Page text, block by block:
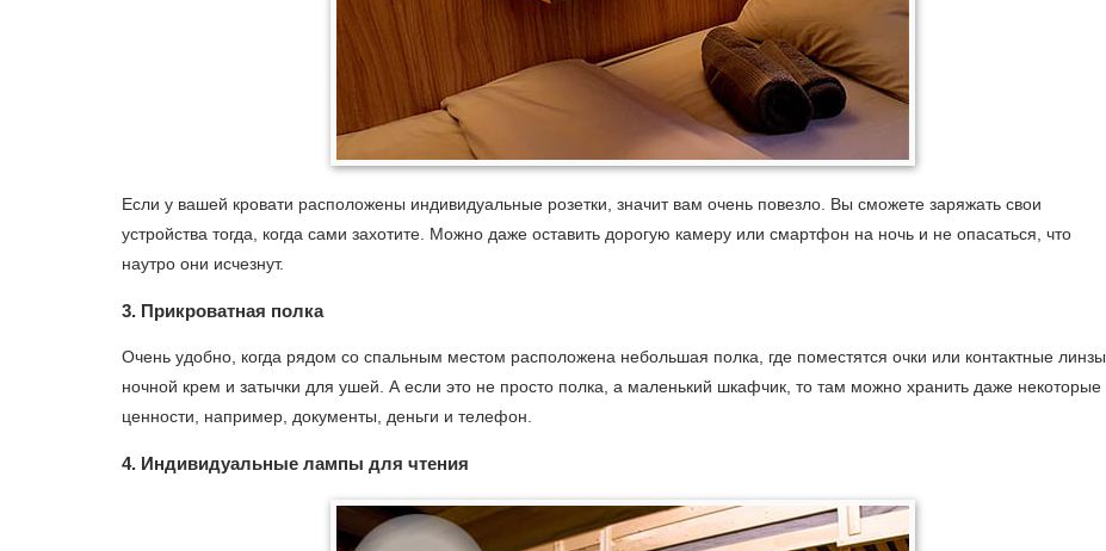
Если у вашей кровати расположены индивидуальные розетки, значит вам очень повезло. Вы сможете заряжать свои
устройства тогда, когда сами захотите. Можно даже оставить дорогую камеру или смартфон на ночь и не опасаться, что
наутро они исчезнут.
3. Прикроватная полка
Очень удобно, когда рядом со спальным местом расположена небольшая полка, где поместятся очки или контактные линзы,
ночной крем и затычки для ушей. А если это не просто полка, а маленький шкафчик, то там можно хранить даже некоторые
ценности, например, документы, деньги и телефон.
4. Индивидуальные лампы для чтения